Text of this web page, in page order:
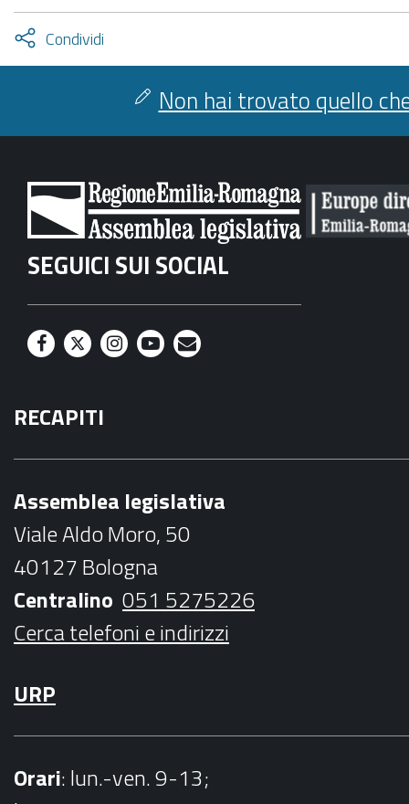
Condividi
facebook
twitter
Attiva
condividi
Non hai trovato quello
SEGUICI SUI SOCIAL
F
c
e
k
T
i
t
I
t
a
m
Y
t
b
e
M
l
RECAPITI
Assemblea legislativa
Viale Aldo Moro, 50
40127 Bologna
Centralino 051 5275226
Cerca telefoni e indirizzi
URP
Orari: lun.-ven. 9-13;